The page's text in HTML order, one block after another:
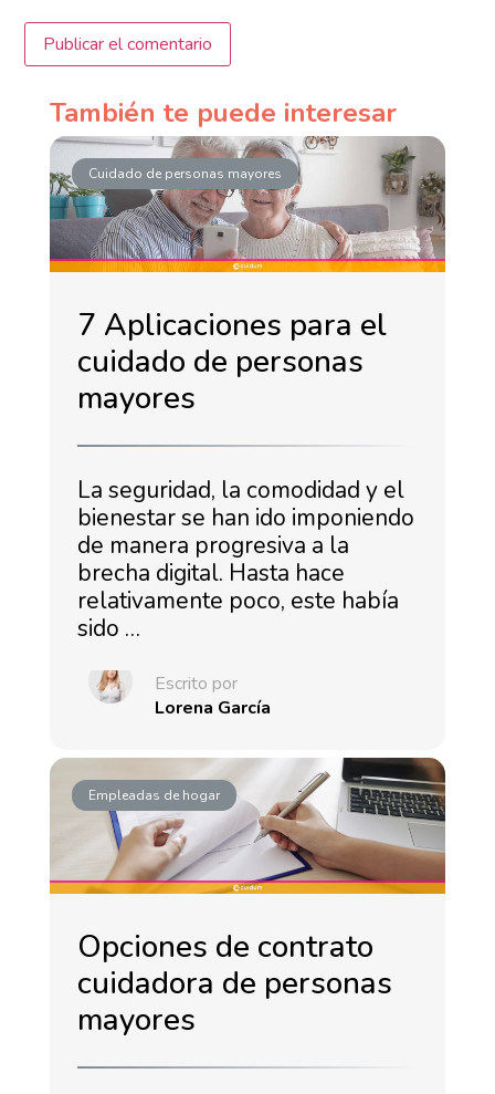
También te puede interesar
Cuidado de personas mayores
7 Aplicaciones para el
cuidado de personas
mayores
La seguridad, la comodidad y el
bienestar se han ido imponiendo
de manera progresiva a la
brecha digital. Hasta hace
relativamente poco, este había
sido …
Escrito por
Lorena García
Empleadas de hogar
Opciones de contrato
cuidadora de personas
mayores